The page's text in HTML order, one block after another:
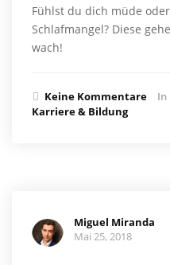
Fühlst du dich müde
Schlafmangel? Diese
wach!
Keine Kommentare In
Karriere & Bildung
Miguel Miranda
Mai 25, 2018